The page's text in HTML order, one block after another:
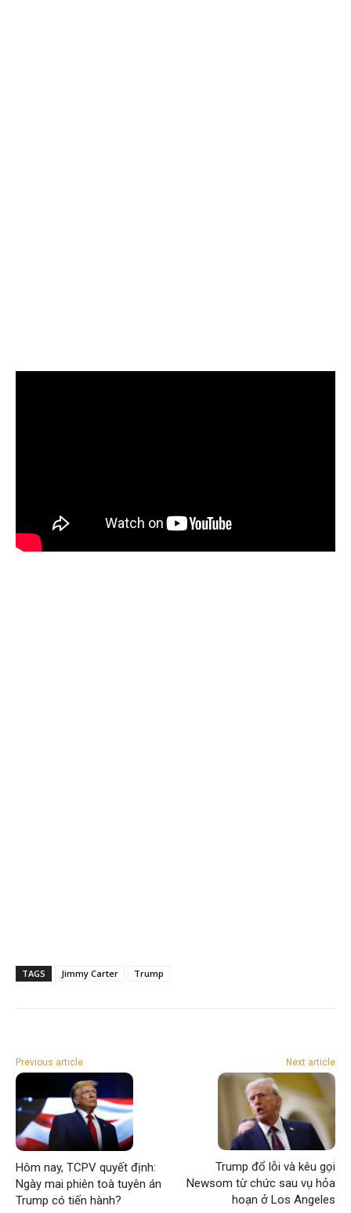
TAGS Jimmy Carter Trump
Previous article
Hôm nay, TCPV quyết định:
Ngày mai phiên toà tuyên án
Trump có tiến hành?
Next article
Trump đổ lỗi và kêu gọi
Newsom từ chức sau vụ hỏa
hoạn ở Los Angeles